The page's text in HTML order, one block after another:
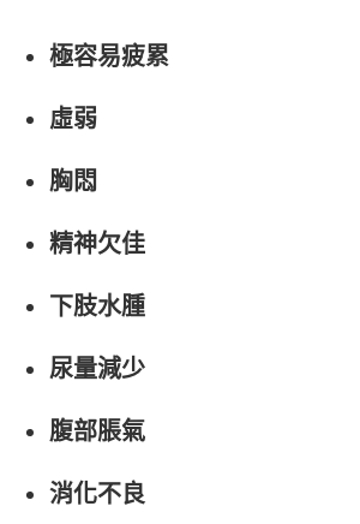
極容易疲累
虛弱
胸悶
精神欠佳
下肢水腫
尿量減少
腹部脹氣
消化不良